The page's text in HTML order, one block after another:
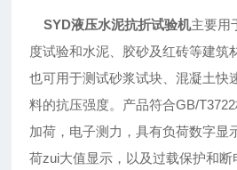
SYD液压水泥抗折试验机主要用
度试验和水泥、胶砂及红砖等建筑
也可用于测试砂浆试块、混凝土快
料的抗压强度。产品符合GB/
加荷，电子测力，具有负荷数字显
荷zui大值显示，以及过载保护和断